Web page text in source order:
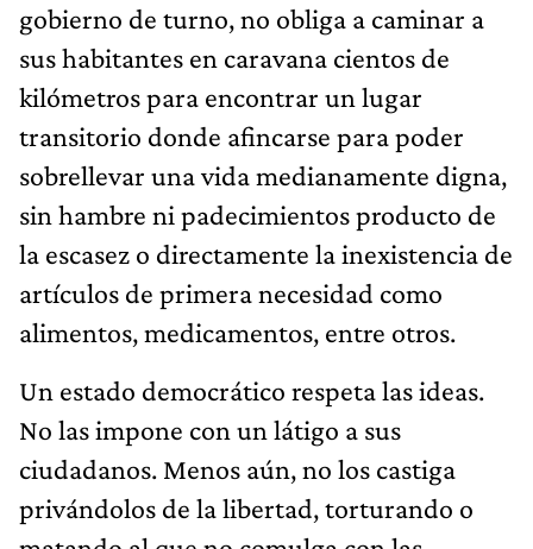
gobierno de turno, no obliga a caminar a
sus habitantes en caravana cientos de
kilómetros para encontrar un lugar
transitorio donde afincarse para poder
sobrellevar una vida medianamente digna,
sin hambre ni padecimientos producto de
la escasez o directamente la inexistencia de
artículos de primera necesidad como
alimentos, medicamentos, entre otros.
Un estado democrático respeta las ideas.
No las impone con un látigo a sus
ciudadanos. Menos aún, no los castiga
privándolos de la libertad, torturando o